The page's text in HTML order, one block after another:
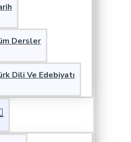
Dersler
Dili Ve Edebiyatı